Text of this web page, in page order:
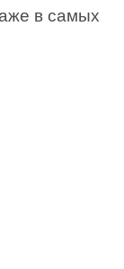
в самых